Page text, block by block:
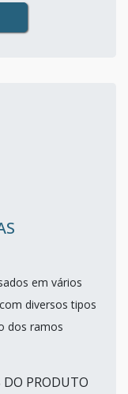
em vários
diversos tipos
dos ramos
DO PRODUTO